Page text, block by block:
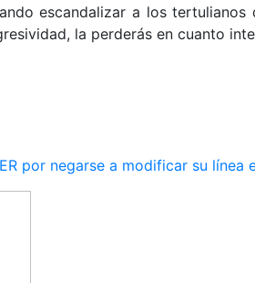
escandalizar a los
la perderás en cuanto
por negarse a modificar su